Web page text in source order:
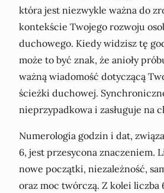
która jest niezwykle ważna do
kontekście Twojego rozwoju
duchowego. Kiedy widzisz tę
może to być znak, że anioły
ważną wiadomość dotyczącą
ścieżki duchowej.
nieprzypadkowa i zasługuje na
Numerologia godzin i dat,
6, jest przesycona znaczeniem.
nowe początki, niezależność,
oraz moc twórczą. Z kolei liczba